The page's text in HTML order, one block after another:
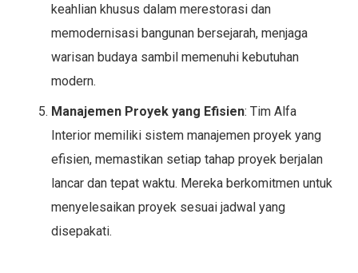
keahlian khusus dalam merestorasi dan
memodernisasi bangunan bersejarah, menjaga
warisan budaya sambil memenuhi kebutuhan
modern.
Manajemen Proyek yang Efisien: Tim Alfa
Interior memiliki sistem manajemen proyek yang
efisien, memastikan setiap tahap proyek berjalan
lancar dan tepat waktu. Mereka berkomitmen untuk
menyelesaikan proyek sesuai jadwal yang
disepakati.